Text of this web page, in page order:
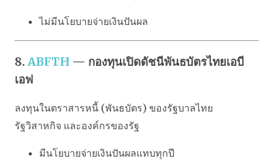
ไม่มีนโยบายจ่ายเงินปันผล
8. ABFTH — กองทุนเปิดดัชนีพันธบัตรไทยเอบี
เอฟ
ลงทุนในตราสารหนี้ (พันธบัตร) ของรัฐบาลไทย
รัฐวิสาหกิจ และองค์กรของรัฐ
มีนโยบายจ่ายเงินปันผลแทบทุกปี